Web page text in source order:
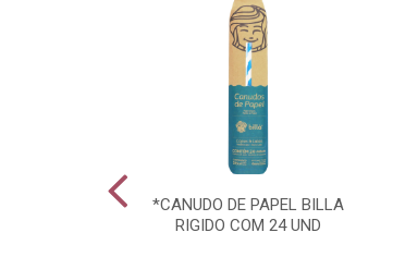
*CANUDO DE PAPEL BILLA
RIGIDO COM 24 UND